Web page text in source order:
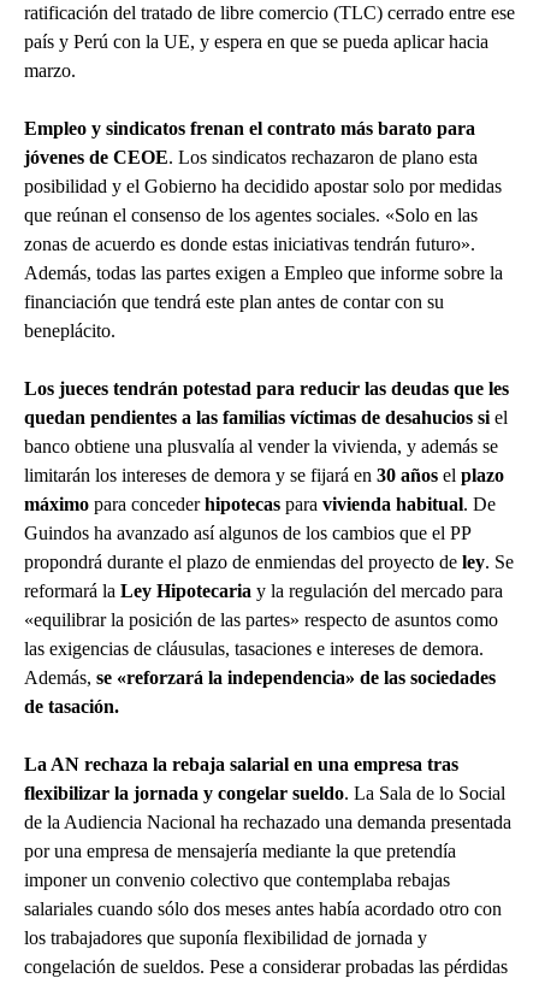
ratificación del tratado de libre comercio (TLC) cerrado entre ese
país y Perú con la UE, y espera en que se pueda aplicar hacia
marzo.
Empleo y sindicatos frenan el contrato más barato para
jóvenes de CEOE. Los sindicatos rechazaron de plano esta
posibilidad y el Gobierno ha decidido apostar solo por medidas
que reúnan el consenso de los agentes sociales. «Solo en las
zonas de acuerdo es donde estas iniciativas tendrán futuro».
Además, todas las partes exigen a Empleo que informe sobre la
financiación que tendrá este plan antes de contar con su
beneplácito.
Los jueces tendrán potestad para reducir las deudas que les
quedan pendientes a las familias víctimas de desahucios si el
banco obtiene una plusvalía al vender la vivienda, y además se
limitarán los intereses de demora y se fijará en 30 años el plazo
máximo para conceder hipotecas para vivienda habitual. De
Guindos ha avanzado así algunos de los cambios que el PP
propondrá durante el plazo de enmiendas del proyecto de ley. Se
reformará la Ley Hipotecaria y la regulación del mercado para
«equilibrar la posición de las partes» respecto de asuntos como
las exigencias de cláusulas, tasaciones e intereses de demora.
Además, se «reforzará la independencia» de las sociedades
de tasación.
La AN rechaza la rebaja salarial en una empresa tras
flexibilizar la jornada y congelar sueldo. La Sala de lo Social
de la Audiencia Nacional ha rechazado una demanda presentada
por una empresa de mensajería mediante la que pretendía
imponer un convenio colectivo que contemplaba rebajas
salariales cuando sólo dos meses antes había acordado otro con
los trabajadores que suponía flexibilidad de jornada y
congelación de sueldos. Pese a considerar probadas las pérdidas